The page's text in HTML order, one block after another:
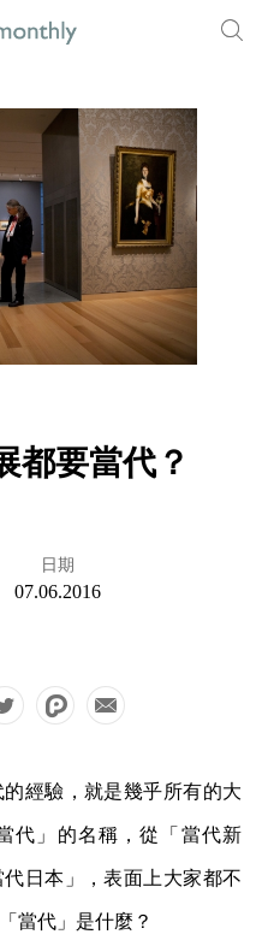
都要當代？
日期
07.06.2016
經驗，就是幾乎所有的大
代」的名稱，從「當代新
日本」，表面上大家都不
當代」是什麼？